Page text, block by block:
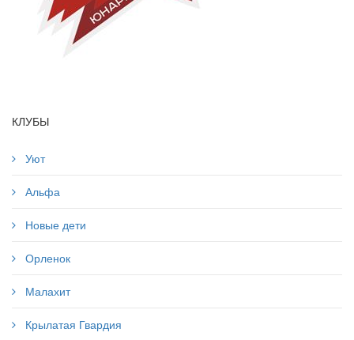
КЛУБЫ
Уют
Альфа
Новые дети
Орленок
Малахит
Крылатая Гвардия